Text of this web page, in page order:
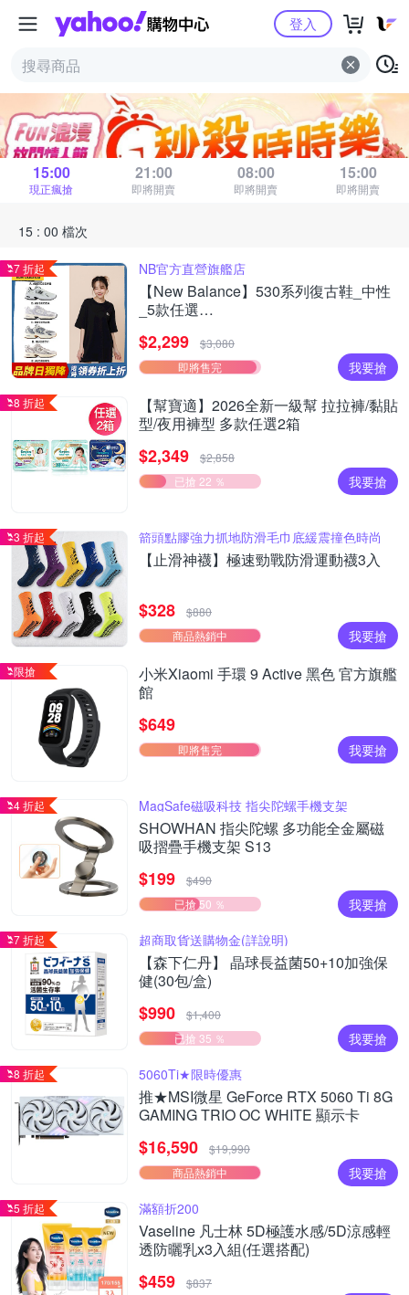
Yahoo購物中心
登入
秒殺時時樂
距 15 : 00 場結束
15:00
現正瘋搶
21:00
即將開賣
08:00
即將開賣
15:00
即將開賣
15 : 00 檔次
7 折起 NB官方直營旗艦店
【New Balance】530系列復古鞋_中性
_5款任選
$2,299
$3,080
即將售完
我要搶
8 折起
【幫寶適】2026全新一級幫 拉拉褲/黏貼
型/夜用褲型 多款任選2箱
$2,349
$2,858
已搶 22 ％
我要搶
3 折起 箭頭點膠強力抓地防滑毛巾底緩震撞色時尚
【止滑神襪】極速勁戰防滑運動襪3入
$328
$880
商品熱銷中
我要搶
限搶
小米Xiaomi 手環 9 Active 黑色 官方旗艦
館
$649
即將售完 我要搶
4 折起 MagSafe磁吸科技 指尖陀螺手機支架
SHOWHAN 指尖陀螺 多功能全金屬磁
吸摺疊手機支架 S13
$199
$490
已搶 50 ％
我要搶
7 折起 超商取貨送購物金(詳說明)
【森下仁丹】 晶球長益菌50+10加強保
健(30包/盒)
$990
$1,400
已搶 35 ％
我要搶
8 折起 5060Ti★限時優惠
推★MSI微星 GeForce RTX 5060 Ti 8G
GAMING TRIO OC WHITE 顯示卡
$16,590
$19,990
商品熱銷中
我要搶
5 折起 滿額折200
Vaseline 凡士林 5D極護水感/5D涼感輕
透防曬乳x3入組(任選搭配)
$459
$837